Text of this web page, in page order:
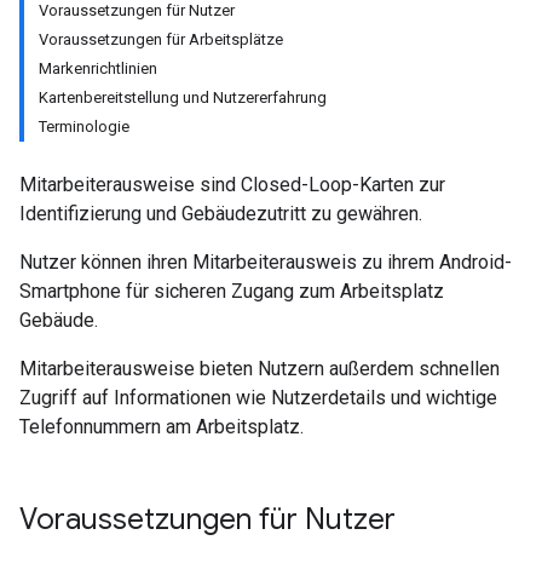
Voraussetzungen für Nutzer
Voraussetzungen für Arbeitsplätze
Markenrichtlinien
Kartenbereitstellung und Nutzererfahrung
Terminologie
Mitarbeiterausweise sind Closed-Loop-Karten zur
Identifizierung und Gebäudezutritt zu gewähren.
Nutzer können ihren Mitarbeiterausweis zu ihrem Android-
Smartphone für sicheren Zugang zum Arbeitsplatz
Gebäude.
Mitarbeiterausweise bieten Nutzern außerdem schnellen
Zugriff auf Informationen wie Nutzerdetails und wichtige
Telefonnummern am Arbeitsplatz.
Voraussetzungen für Nutzer